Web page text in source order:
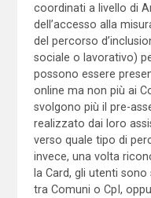
coordinati a livello di
dell’accesso alla
del percorso
sociale o lavorativo)
possono essere
online ma non più ai
svolgono più il pre-
realizzato dai loro
verso quale tipo di
invece, una volta
la Card, gli utenti
tra Comuni o CpI,